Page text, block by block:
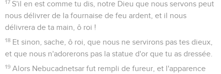
17 S'il en est comme tu dis, notre Dieu que nous servons peut
nous délivrer de la fournaise de feu ardent, et il nous
délivrera de ta main, ô roi !
18 Et sinon, sache, ô roi, que nous ne servirons pas tes dieux,
et que nous n'adorerons pas la statue d'or que tu as dressée.
19 Alors Nebucadnetsar fut rempli de fureur, et l'apparence